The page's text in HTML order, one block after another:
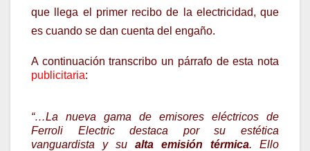
que llega el primer recibo de la electricidad, que
es cuando se dan cuenta del engaño.
A continuación transcribo un párrafo de esta nota
publicitaria:
“…La nueva gama de emisores eléctricos de
Ferroli Electric destaca por su estética
vanguardista y su alta emisión térmica. Ello